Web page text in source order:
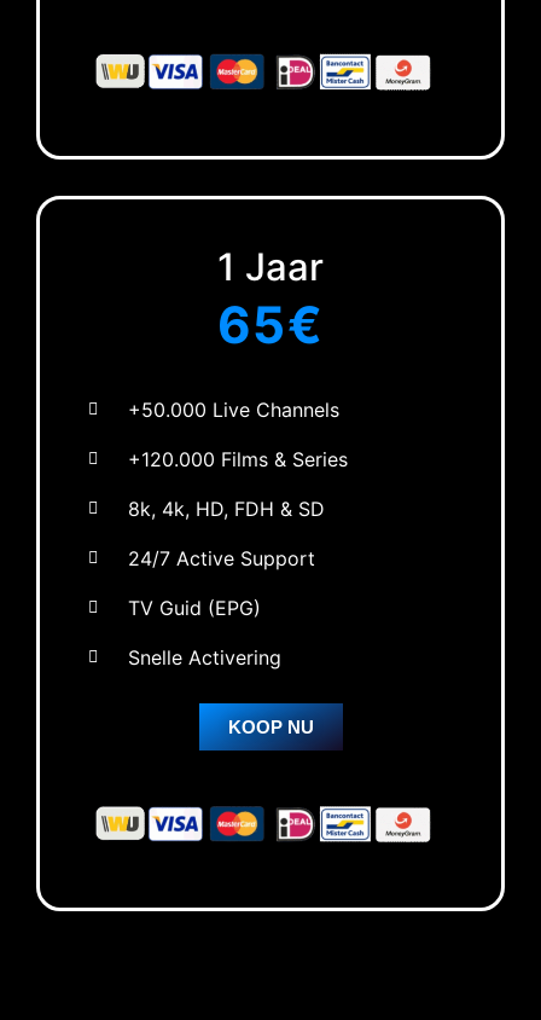
1 Jaar
65€
+50.000 Live Channels
+120.000 Films & Series
8k, 4k, HD, FDH & SD
24/7 Active Support
TV Guid (EPG)
Snelle Activering
KOOP NU